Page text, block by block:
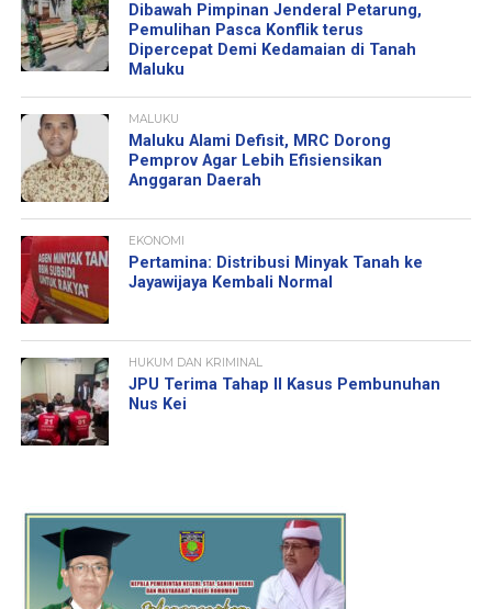
Dibawah Pimpinan Jenderal Petarung,
Pemulihan Pasca Konflik terus
Dipercepat Demi Kedamaian di Tanah
Maluku
MALUKU
Maluku Alami Defisit, MRC Dorong
Pemprov Agar Lebih Efisiensikan
Anggaran Daerah
EKONOMI
Pertamina: Distribusi Minyak Tanah ke
Jayawijaya Kembali Normal
HUKUM DAN KRIMINAL
JPU Terima Tahap II Kasus Pembunuhan
Nus Kei